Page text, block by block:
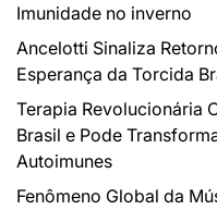
Imunidade no inverno
Ancelotti Sinaliza
Esperança da Torcida
Terapia Revolucionária
Brasil e Pode
Autoimunes
Fenômeno Global da